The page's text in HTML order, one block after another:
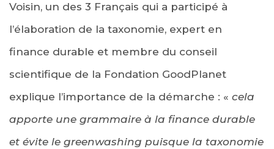
Voisin, un des 3 Français qui a participé à
l’élaboration de la taxonomie, expert en
finance durable et membre du conseil
scientifique de la Fondation GoodPlanet
explique l’importance de la démarche : « cela
apporte une grammaire à la finance durable
et évite le greenwashing puisque la taxonomie